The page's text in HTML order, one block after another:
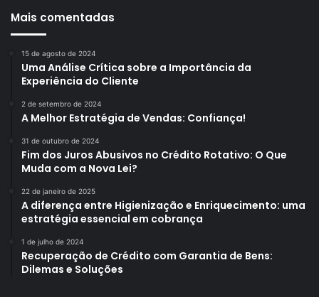
Mais comentadas
15 de agosto de 2024
Uma Análise Crítica sobre a Importância da
Experiência do Cliente
2 de setembro de 2024
A Melhor Estratégia de Vendas: Confiança!
31 de outubro de 2024
Fim dos Juros Abusivos no Crédito Rotativo: O Que
Muda com a Nova Lei?
22 de janeiro de 2025
A diferença entre Higienização e Enriquecimento: uma
estratégia essencial em cobrança
1 de julho de 2024
Recuperação de Crédito com Garantia de Bens:
Dilemas e Soluções